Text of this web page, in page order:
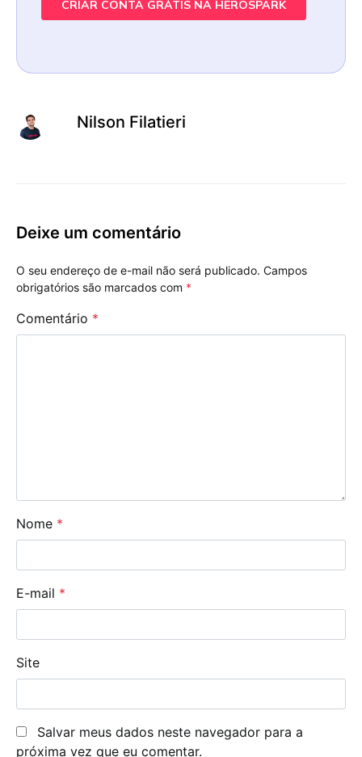
Nilson Filatieri
Deixe um comentário
O seu endereço de e-mail não será publicado. Campos
obrigatórios são marcados com *
Comentário *
Nome *
E-mail *
Site
Salvar meus dados neste navegador para a
próxima vez que eu comentar.